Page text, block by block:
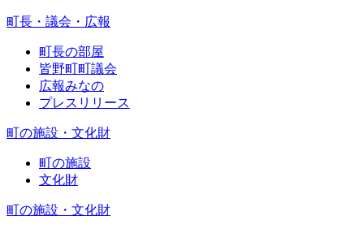
町長・議会・広報
町長の部屋
皆野町町議会
広報みなの
プレスリリース
町の施設・文化財
町の施設
文化財
町の施設・文化財